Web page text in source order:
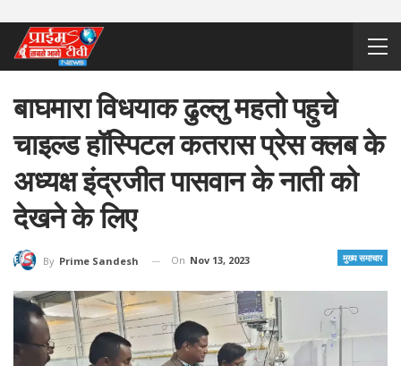
बाघमारा विधयाक ढुल्लु महतो पहुचे
चाइल्ड हॉस्पिटल कतरास प्रेस क्लब के
अध्यक्ष इंद्रजीत पासवान के नाती को
देखने के लिए
मुख्य समाचार
By Prime Sandesh On Nov 13, 2023